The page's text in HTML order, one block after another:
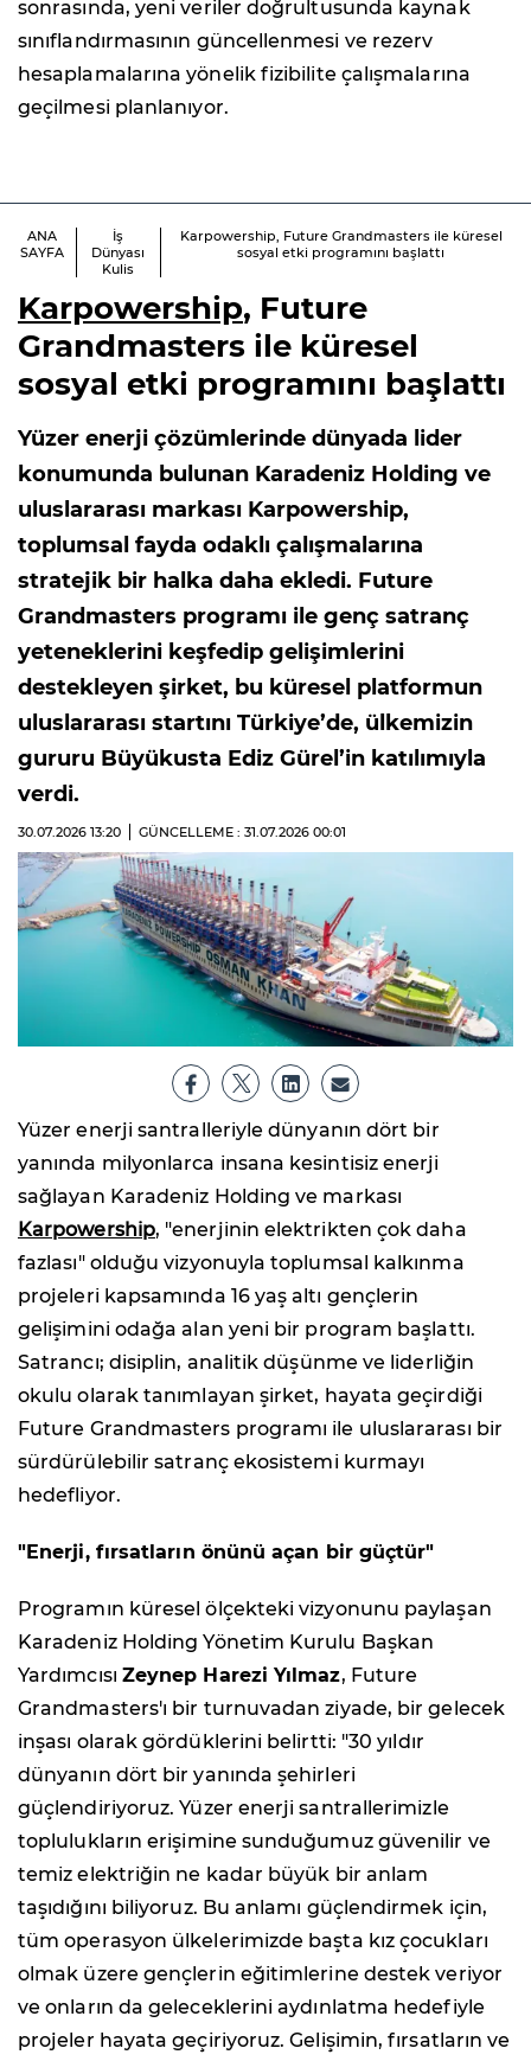
sonrasında, yeni veriler doğrultusunda kaynak
sınıflandırmasının güncellenmesi ve rezerv
hesaplamalarına yönelik fizibilite çalışmalarına
geçilmesi planlanıyor.
ANA
SAYFA
İş
Dünyası
Kulis
Karpowership, Future Grandmasters ile küresel
sosyal etki programını başlattı
Karpowership, Future
Grandmasters ile küresel
sosyal etki programını başlattı
Yüzer enerji çözümlerinde dünyada lider
konumunda bulunan Karadeniz Holding ve
uluslararası markası Karpowership,
toplumsal fayda odaklı çalışmalarına
stratejik bir halka daha ekledi. Future
Grandmasters programı ile genç satranç
yeteneklerini keşfedip gelişimlerini
destekleyen şirket, bu küresel platformun
uluslararası startını Türkiye’de, ülkemizin
gururu Büyükusta Ediz Gürel’in katılımıyla
verdi.
30.07.2026 13:20 GÜNCELLEME : 31.07.2026 00:01
Yüzer enerji santralleriyle dünyanın dört bir
yanında milyonlarca insana kesintisiz enerji
sağlayan Karadeniz Holding ve markası
Karpowership, "enerjinin elektrikten çok daha
fazlası" olduğu vizyonuyla toplumsal kalkınma
projeleri kapsamında 16 yaş altı gençlerin
gelişimini odağa alan yeni bir program başlattı.
Satrancı; disiplin, analitik düşünme ve liderliğin
okulu olarak tanımlayan şirket, hayata geçirdiği
Future Grandmasters programı ile uluslararası bir
sürdürülebilir satranç ekosistemi kurmayı
hedefliyor.
"Enerji, fırsatların önünü açan bir güçtür"
Programın küresel ölçekteki vizyonunu paylaşan
Karadeniz Holding Yönetim Kurulu Başkan
Yardımcısı Zeynep Harezi Yılmaz, Future
Grandmasters'ı bir turnuvadan ziyade, bir gelecek
inşası olarak gördüklerini belirtti: "30 yıldır
dünyanın dört bir yanında şehirleri
güçlendiriyoruz. Yüzer enerji santrallerimizle
toplulukların erişimine sunduğumuz güvenilir ve
temiz elektriğin ne kadar büyük bir anlam
taşıdığını biliyoruz. Bu anlamı güçlendirmek için,
tüm operasyon ülkelerimizde başta kız çocukları
olmak üzere gençlerin eğitimlerine destek veriyor
ve onların da geleceklerini aydınlatma hedefiyle
projeler hayata geçiriyoruz. Gelişimin, fırsatların ve